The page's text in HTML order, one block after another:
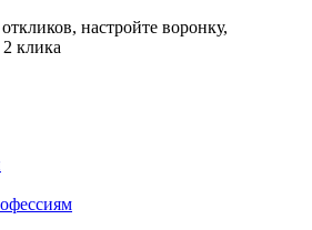
настройте воронку,
клика